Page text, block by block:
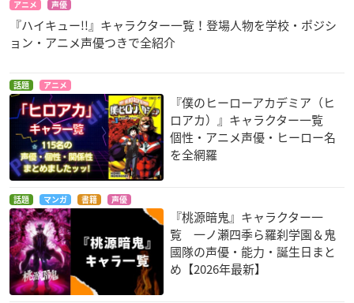
アニメ 声優
『ハイキュー!!』キャラクター一覧！登場人物を学校・ポジシ
ョン・アニメ声優つきで全紹介
話題 アニメ
『僕のヒーローアカデミア（ヒ
ロアカ）』キャラクター一覧
個性・アニメ声優・ヒーロー名
を全網羅
話題 マンガ 書籍 声優
『桃源暗鬼』キャラクター一
覧 一ノ瀬四季ら羅刹学園＆鬼
國隊の声優・能力・誕生日まと
め【2026年最新】